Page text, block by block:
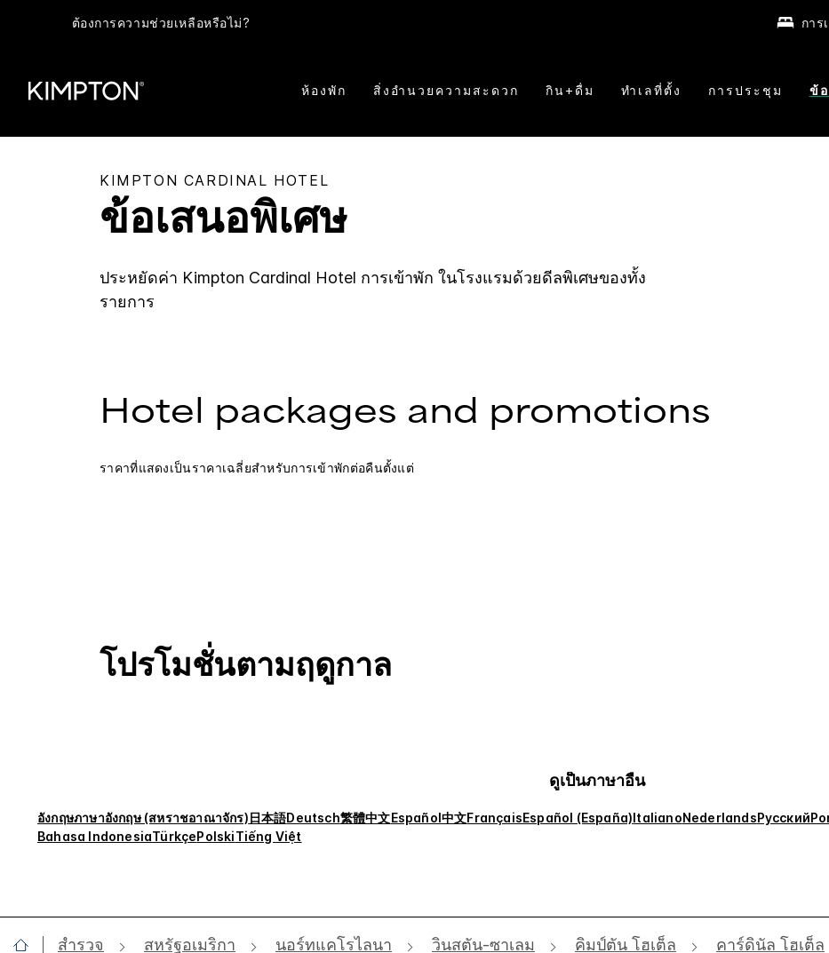
ต้องการความช่วยเหลือหรือไม่? การ
ห้องพัก สิ่งอำนวยความสะดวก กิน+ดื่ม ทำเลที่ตั้ง การประชุม ข้
KIMPTON CARDINAL HOTEL
ข้อเสนอพิเศษ
ประหยัดค่า Kimpton Cardinal Hotel การเข้าพัก ในโรงแรมด้วยดีลพิเศษของทั้ง ​ ​ ​ ​ ​
รายการ
Hotel packages and promotions
ราคาที่แสดงเป็นราคาเฉลี่ยสำหรับการเข้าพักต่อคืนตั้งแต่
โปรโมชั่นตามฤดูกาล
ดูเป็นภาษาอื่น
อังกฤษภาษาอังกฤษ (สหราชอาณาจักร)日本語Deutsch繁體中文Español中文FrançaisEspañol (España)ItalianoNederlandsРусский
Bahasa IndonesiaTürkçePolskiTiếng Việt
สำรวจ สหรัฐอเมริกา นอร์ทแคโรไลนา วินสตัน-ซาเลม คิมป์ตัน โฮเต็ล คาร์ดินัล โฮเต็ล